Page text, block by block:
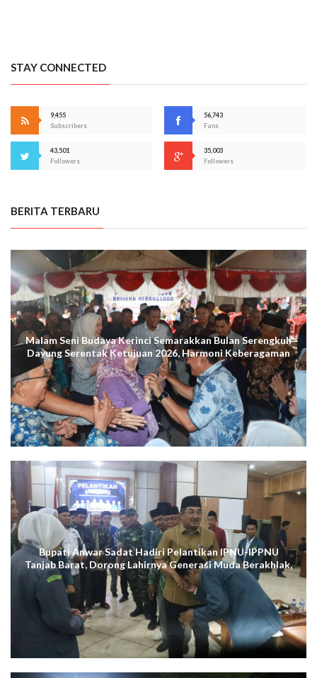
STAY CONNECTED
9,455
Subscribers
56,743
Fans
43,501
Followers
35,003
Followers
BERITA TERBARU
Malam Seni Budaya Kerinci Semarakkan Bulan Serengkuh
Dayung Serentak Ketujuan 2026, Harmoni Keberagaman
Terus Menggema di Kuala Tungkal
Bupati Anwar Sadat Hadiri Pelantikan IPNU-IPPNU
Tanjab Barat, Dorong Lahirnya Generasi Muda Berakhlak,
Cerdas Digital, dan Berdaya Saing